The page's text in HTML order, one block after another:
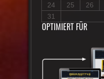
24
25 26
31
OPTIMIERT FÜR